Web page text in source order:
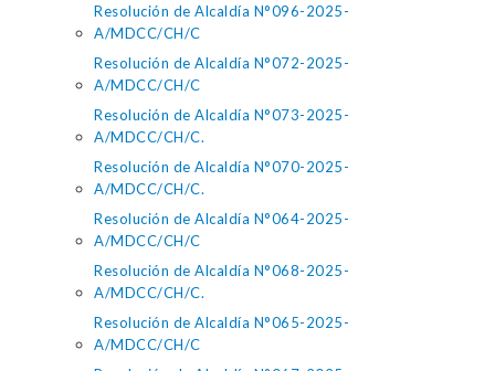
Resolución de Alcaldía N°096-2025-
A/MDCC/CH/C
Resolución de Alcaldía N°072-2025-
A/MDCC/CH/C
Resolución de Alcaldía N°073-2025-
A/MDCC/CH/C.
Resolución de Alcaldía N°070-2025-
A/MDCC/CH/C.
Resolución de Alcaldía N°064-2025-
A/MDCC/CH/C
Resolución de Alcaldía N°068-2025-
A/MDCC/CH/C.
Resolución de Alcaldía N°065-2025-
A/MDCC/CH/C